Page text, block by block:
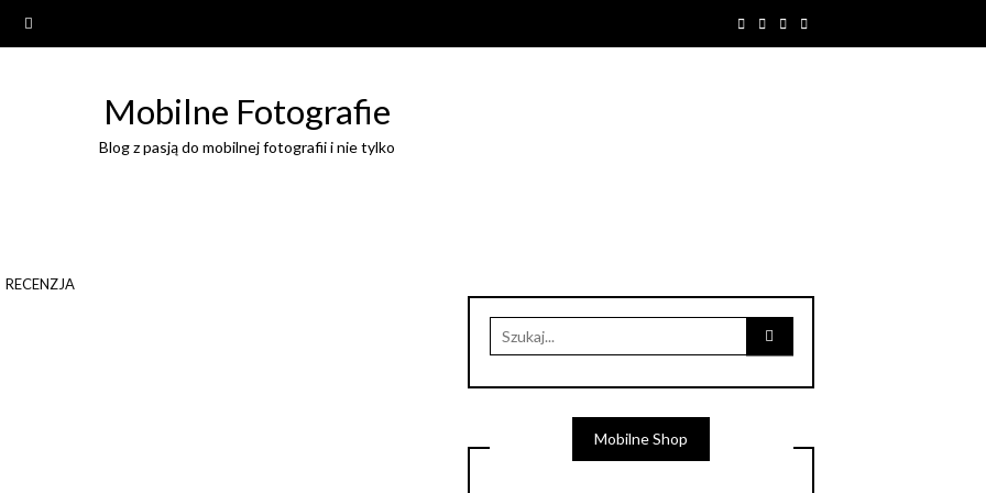
Mobilne Fotografie
Blog z pasją do mobilnej fotografii i nie tylko
RECENZJA
Mobilne Shop